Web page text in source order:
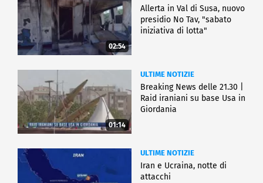
02:54
Allerta in Val di Susa, nuovo
presidio No Tav, "sabato
iniziativa di lotta"
01:14
ULTIME NOTIZIE
Breaking News delle 21.30 |
Raid iraniani su base Usa in
Giordania
ULTIME NOTIZIE
Iran e Ucraina, notte di
attacchi